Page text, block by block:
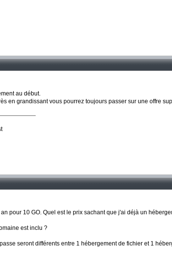
au début.
en grandissant vous pourrez toujours passer sur une offre
pour 10 GO. Quel est le prix sachant que j'ai déjà un
est inclu ?
seront différents entre 1 hébergement de fichier et 1